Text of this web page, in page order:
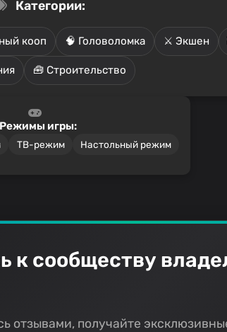
Категории:
кооп 🧠 Головоломка ⚔️ Экшен
🧰 Строительство
Режимы игры:
ТВ-режим Настольный режим
к сообществу
отзывами, получайте